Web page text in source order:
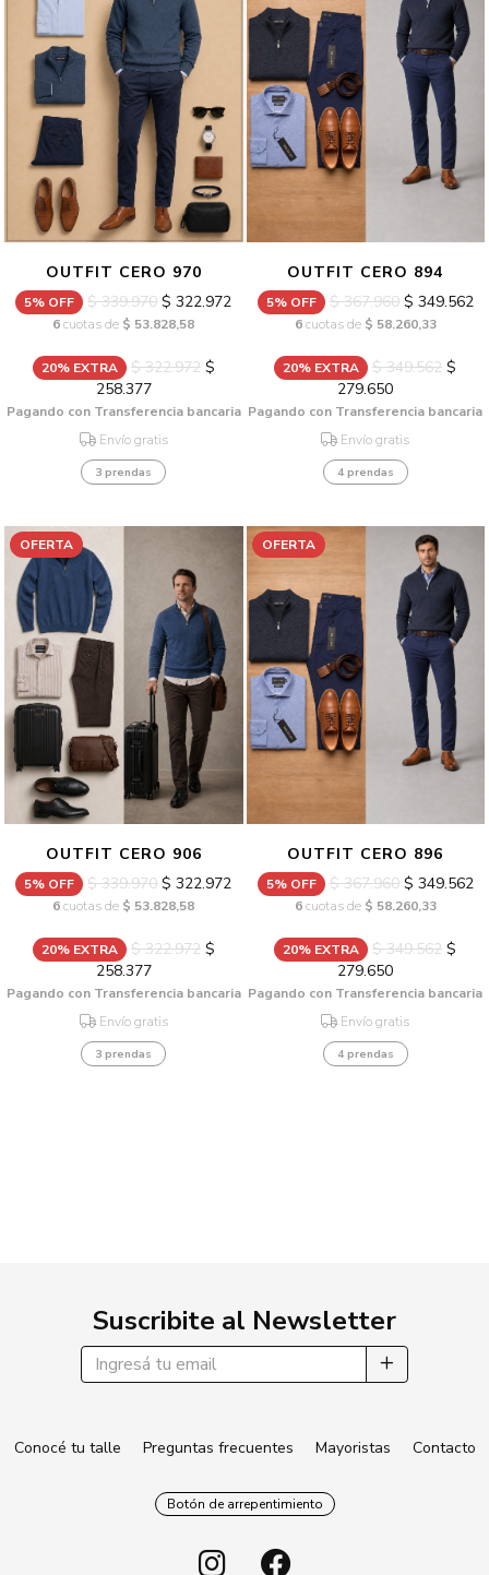
OUTFIT CERO 970
5% OFF $ 339.970 $ 322.972
6cuotas de $ 53.828,58
20% EXTRA $ 322.972$
258.377
Pagando con Transferencia bancaria
Envío gratis
3 prendas
OUTFIT CERO 894
5% OFF $ 367.960$ 349.562
6cuotas de $ 58.260,33
20% EXTRA $ 349.562 $
279.650
Pagando con Transferencia bancaria
Envío gratis
4 prendas
OFERTA
OUTFIT CERO 906
5% OFF $ 339.970 $ 322.972
6cuotas de $ 53.828,58
20% EXTRA $ 322.972$
258.377
Pagando con Transferencia bancaria
Envío gratis
3 prendas
OFERTA
OUTFIT CERO 896
5% OFF $ 367.960$ 349.562
6cuotas de $ 58.260,33
20% EXTRA $ 349.562 $
279.650
Pagando con Transferencia bancaria
Envío gratis
4 prendas
Suscribite al Newsletter
Conocé tu talle Preguntas frecuentes Mayoristas Contacto
Botón de arrepentimiento